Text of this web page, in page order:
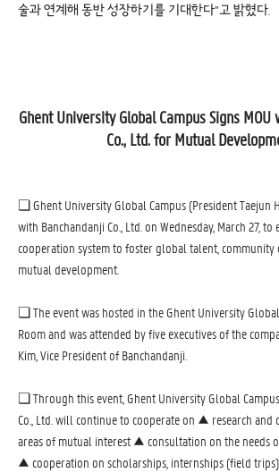
술과 연계해 동반 성장하기를 기대한다”고 밝혔다.
Ghent University Global Campus Signs
Co., Ltd. for Mutual
❏ Ghent University Global Campus (President Taejun
with Banchandanji Co., Ltd. on Wednesday, March 27, to
cooperation system to foster global talent,
mutual development.
❏ The event was hosted in the Ghent University
Room and was attended by five executives of the
Kim, Vice President of Banchandanji.
❏ Through this event, Ghent University Global
Co., Ltd. will continue to cooperate on ▲ research and
areas of mutual interest ▲ consultation on the needs
▲ cooperation on scholarships, internships (field